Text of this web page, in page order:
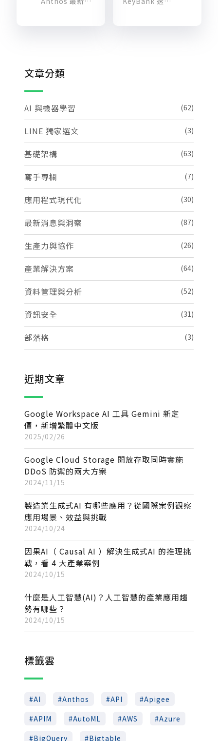
文章分類
AI 與機器學習 (62)
LINE 獨家選文 (3)
基礎架構 (63)
寫手專欄 (7)
應用程式現代化 (30)
最新消息與洞察 (87)
生產力與協作 (26)
產業解決方案 (64)
資料管理與分析 (52)
資訊安全 (31)
部落格 (3)
近期文章
Google Workspace AI 工具 Gemini 新定
價，新增繁體中文版
2025/02/26
Google Cloud Storage 開放存取同時實施
DDoS 防禦的兩大方案
2024/11/15
製造業生成式AI 有哪些應用？從國際案例觀察
應用場景、效益與挑戰
2024/10/24
因果AI（ Causal AI ）解決生成式AI 的推理挑
戰，看 4 大產業案例
2024/10/15
什麼是人工智慧(AI)？人工智慧的產業應用趨
勢有哪些？
2024/10/15
標籤雲
AI Anthos API
Apigee
APIM
AutoML AWS
Azure
BigQuery
Bigtable